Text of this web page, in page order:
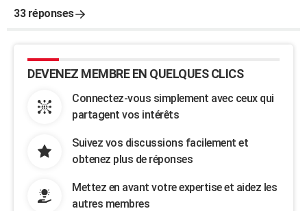
33 réponses
DEVENEZ MEMBRE EN QUELQUES CLICS
Connectez-vous simplement avec ceux qui
partagent vos intérêts
Suivez vos discussions facilement et
obtenez plus de réponses
Mettez en avant votre expertise et aidez les
autres membres